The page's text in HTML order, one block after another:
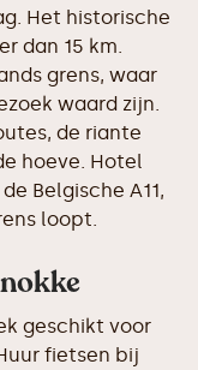
Het historische
dan 15 km.
grens, waar
waard zijn.
de riante
hoeve. Hotel
Belgische A11,
loopt.
geschikt voor
fietsen bij